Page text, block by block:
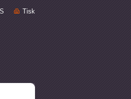
Tisk